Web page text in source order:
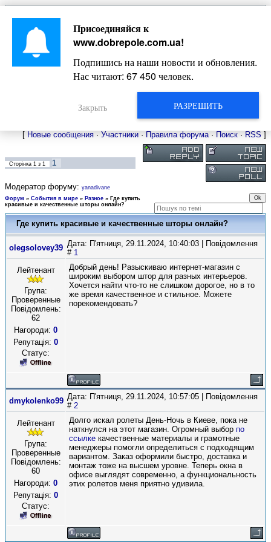
Главная
Новости
Довідкова
Фото
Оголошення
Видео
Жизнь Добропольского края
[ Новые сообщения · Участники · Правила форума· Поиск · RSS ]
Сторінка 1 з 1 1
Модератор форуму: yanadivane
Форум » События в мире » Разное » Где купить
красивые и качественные шторы онлайн?
Где купить красивые и качественные шторы онлайн?
olegsolovey39 Дата: П'ятниця, 29.11.2024, 10:40:03 | Повідомлення
# 1
Лейтенант
Група:
Проверенные
Повідомлень:
62
Нагороди: 0
Репутація: 0
Статус:
Добрый день! Разыскиваю интернет-магазин с
широким выбором штор для разных интерьеров.
Хочется найти что-то не слишком дорогое, но в то
же время качественное и стильное. Можете
порекомендовать?
dmykolenko99 Дата: П'ятниця, 29.11.2024, 10:57:05 | Повідомлення
# 2
Лейтенант
Група:
Проверенные
Повідомлень:
60
Нагороди: 0
Репутація: 0
Статус:
Долго искал ролеты День-Ночь в Киеве, пока не
наткнулся на этот магазин. Огромный выбор по
ссылке качественные материалы и грамотные
менеджеры помогли определиться с подходящим
вариантом. Заказ оформили быстро, доставка и
монтаж тоже на высшем уровне. Теперь окна в
офисе выглядят современно, а функциональность
этих ролетов меня приятно удивила.
Присоединяйся к
www.dobrepole.com.ua!
Подпишись на наши новости и обновления.
Нас читают: 67 450 человек.
РАЗРЕШИТЬ
Закрыть